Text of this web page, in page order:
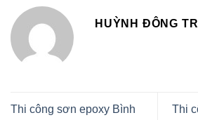
HUỲNH ĐÔNG
Thi công sơn epoxy Bình
Thi